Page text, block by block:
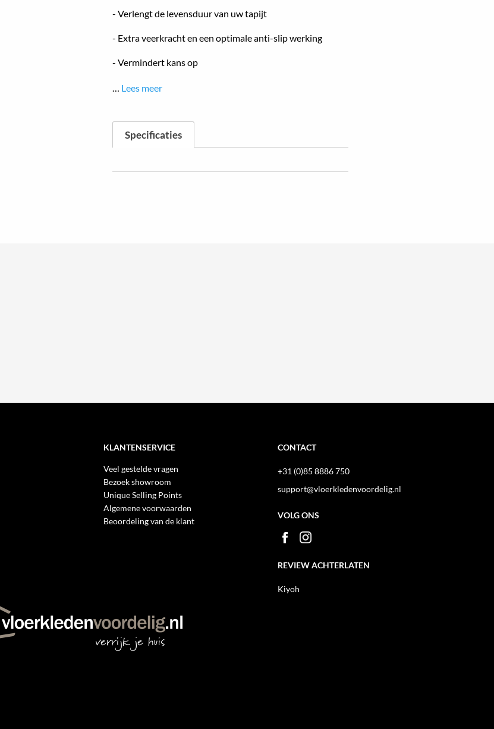
- Verlengt de levensduur van uw tapijt
- Extra veerkracht en een optimale anti-slip werking
- Vermindert kans op
… Lees meer
Specificaties
KLANTENSERVICE
Veel gestelde vragen
Bezoek showroom
Unique Selling Points
Algemene voorwaarden
Beoordeling van de klant
CONTACT
+31 (0)85 8886 750
support@vloerkledenvoordelig.nl
VOLG ONS
REVIEW ACHTERLATEN
Kiyoh